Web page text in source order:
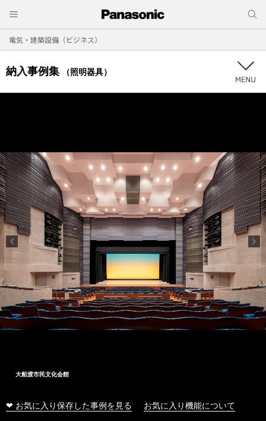
電気・建築設備（ビジネス）
納入事例集 （照明器具）
大船渡市民文化会館
❤ お気に入り保存した事例を見る お気に入り機能について